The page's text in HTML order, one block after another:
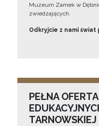
Muzeum Zamek w
zwiedzających.
Odkryjcie z nami świat
PEŁNA
TARNOWSKIEJ